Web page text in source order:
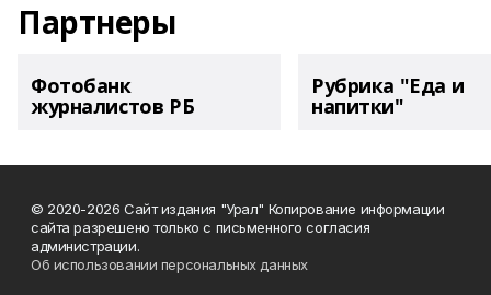
Партнеры
Фотобанк
журналистов РБ
Рубрика "Еда и
напитки"
© 2020-2026 Сайт издания "Урал" Копирование информации
сайта разрешено только с письменного согласия
администрации.
Об использовании персональных данных